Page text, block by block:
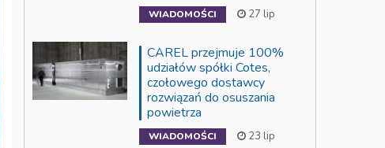
WIADOMOŚCI 27 lip
CAREL przejmuje 100%
udziałów spółki Cotes,
czołowego dostawcy
rozwiązań do osuszania
powietrza
WIADOMOŚCI 23 lip